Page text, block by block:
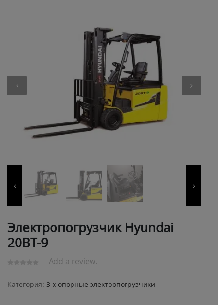
Электропогрузчик Hyundai
20BT-9
Add a review.
Категория: 3-х опорные электропогрузчики